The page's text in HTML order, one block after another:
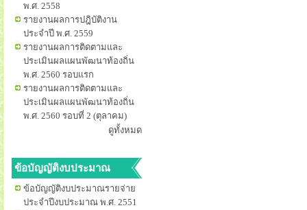
พ.ศ. 2558
รายงานผลการปฎิบัติงาน
ประจำปี พ.ศ. 2559
รายงานผลการติดตามและ
ประเมินผลแผนพัฒนาท้องถิ่น
พ.ศ. 2560 รอบแรก
รายงานผลการติดตามและ
ประเมินผลแผนพัฒนาท้องถิ่น
พ.ศ. 2560 รอบที่ 2 (ตุลาคม)
ดูทั้งหมด
ข้อบัญญัติงบประมาณ
ข้อบัญญัติงบประมาณรายจ่าย
ประจำปีงบประมาณ พ.ศ. 2551